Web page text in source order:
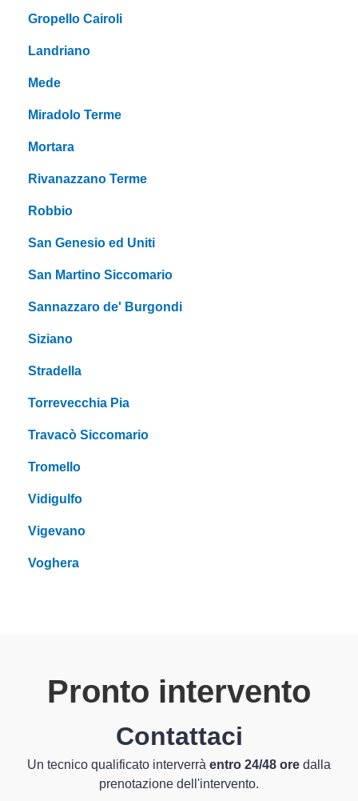
Gropello Cairoli
Landriano
Mede
Miradolo Terme
Mortara
Rivanazzano Terme
Robbio
San Genesio ed Uniti
San Martino Siccomario
Sannazzaro de' Burgondi
Siziano
Stradella
Torrevecchia Pia
Travacò Siccomario
Tromello
Vidigulfo
Vigevano
Voghera
Pronto intervento
Contattaci
Un tecnico qualificato interverrà entro 24/48 ore dalla
prenotazione dell'intervento.